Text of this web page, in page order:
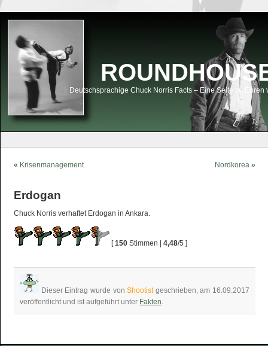
Deutschsprachige Chuck Norris Facts – Eine Seite zu
« Krisenmanagement Nordkorea»
Erdogan
Chuck Norris verhaftet Erdogan in Ankara.
[150 Stimmen |4,48/5 ]
Dieser Eintrag wurde vonShootistgeschrieben, am 16.09.2017
veröffentlicht und ist aufgeführt unter Fakten.